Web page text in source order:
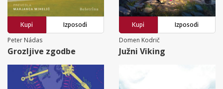
Kupi
Izposodi
Peter Nádas
Grozljive zgodbe
Kupi
Izposodi
Domen Kodrič
Južni Viking